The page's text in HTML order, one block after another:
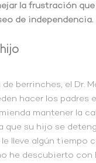
la frustración
de independencia.
berrinches, el Dr.
hacer los padres
mantener la
que su hijo se
lleve algún tiempo
he descubierto con